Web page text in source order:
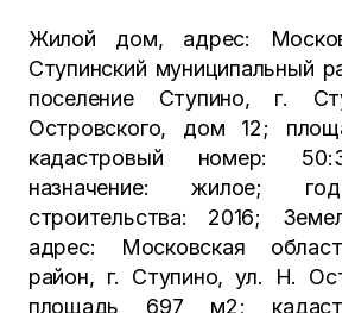
Жилой дом, адрес:
Ступинский муниципальный
поселение Ступино, г.
Островского, дом 12;
кадастровый номер:
назначение: жилое;
строительства: 2016;
адрес: Московская
район, г. Ступино, ул. Н.
площадь 697 м2;